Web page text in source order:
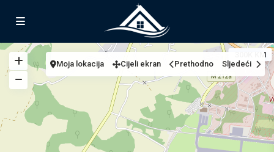
300K KM
Moja lokacija Cijeli ekran Prethodno Sljedeći